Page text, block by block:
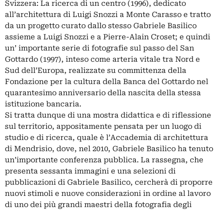
Svizzera: La ricerca di un centro (1996), dedicato
all’architettura di Luigi Snozzi a Monte Carasso e tratto
da un progetto curato dallo stesso Gabriele Basilico
assieme a Luigi Snozzi e a Pierre-Alain Croset; e quindi
un’ importante serie di fotografie sul passo del San
Gottardo (1997), inteso come arteria vitale tra Nord e
Sud dell’Europa, realizzate su committenza della
Fondazione per la cultura della Banca del Gottardo nel
quarantesimo anniversario della nascita della stessa
istituzione bancaria.
Si tratta dunque di una mostra didattica e di riflessione
sul territorio, appositamente pensata per un luogo di
studio e di ricerca, quale è l’Accademia di architettura
di Mendrisio, dove, nel 2010, Gabriele Basilico ha tenuto
un’importante conferenza pubblica. La rassegna, che
presenta sessanta immagini e una selezioni di
pubblicazioni di Gabriele Basilico, cercherà di proporre
nuovi stimoli e nuove considerazioni in ordine al lavoro
di uno dei più grandi maestri della fotografia degli